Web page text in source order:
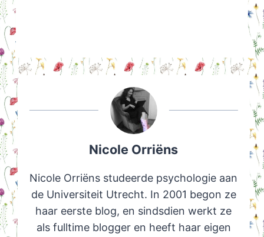
Nicole Orriëns
Nicole Orriëns studeerde psychologie aan
de Universiteit Utrecht. In 2001 begon ze
haar eerste blog, en sindsdien werkt ze
als fulltime blogger en heeft haar eigen